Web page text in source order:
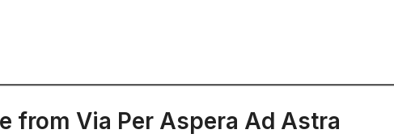
from Via Per Aspera Ad Astra